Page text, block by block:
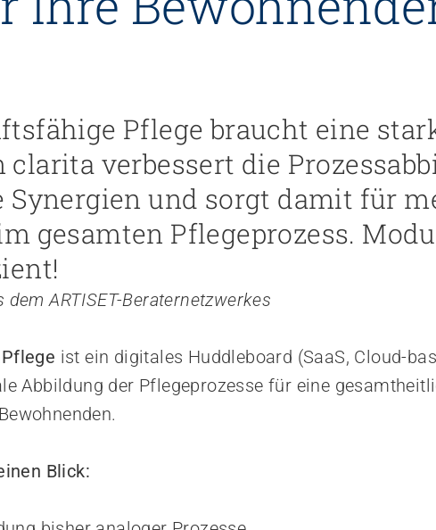
Pflege braucht eine
clarita verbessert die
und sorgt damit für
gesamten Pflegeprozess.
ARTISET-Beraternetzwerkes
ist ein digitales Huddleboard (SaaS, Cloud-
Abbildung der Pflegeprozesse für eine
Blick: